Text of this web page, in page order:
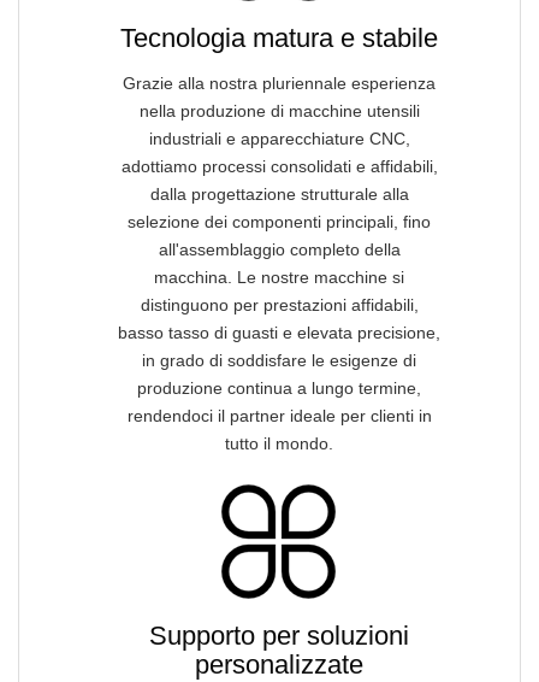
Tecnologia matura e stabile
Grazie alla nostra pluriennale esperienza
nella produzione di macchine utensili
industriali e apparecchiature CNC,
adottiamo processi consolidati e affidabili,
dalla progettazione strutturale alla
selezione dei componenti principali, fino
all'assemblaggio completo della
macchina. Le nostre macchine si
distinguono per prestazioni affidabili,
basso tasso di guasti e elevata precisione,
in grado di soddisfare le esigenze di
produzione continua a lungo termine,
rendendoci il partner ideale per clienti in
tutto il mondo.
Supporto per soluzioni
personalizzate